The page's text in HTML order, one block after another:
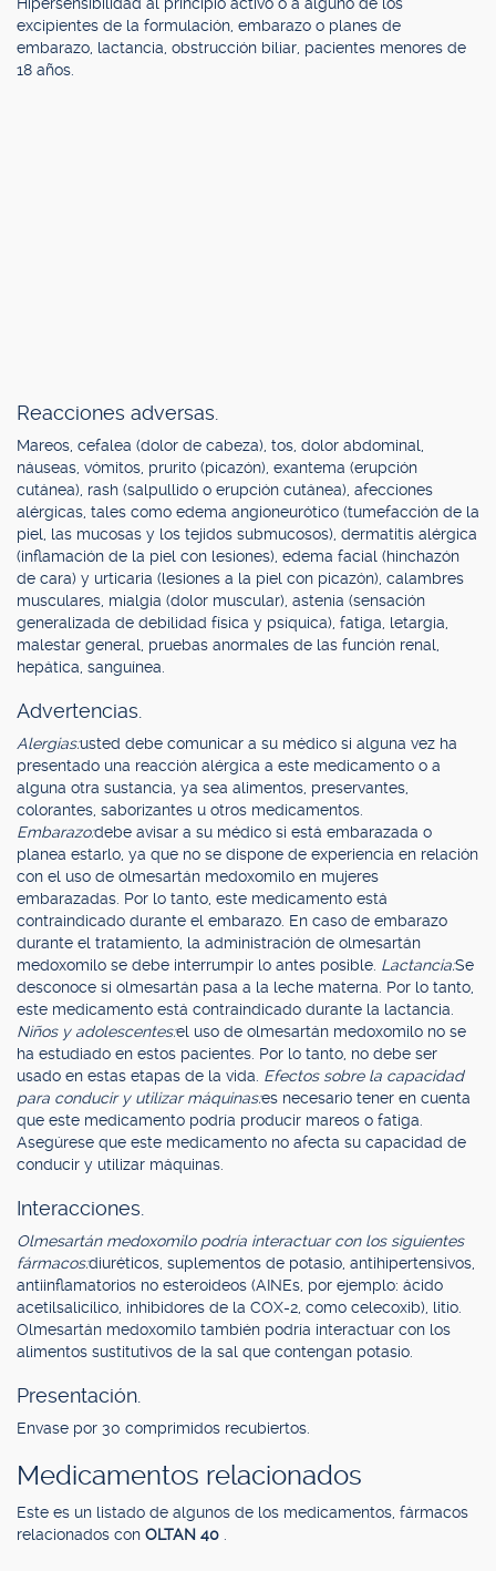
excipientes de la formulación, embarazo o planes de
embarazo, lactancia, obstrucción biliar, pacientes menores de
18 años.
Reacciones adversas.
Mareos, cefalea (dolor de cabeza), tos, dolor abdominal,
náuseas, vómitos, prurito (picazón), exantema (erupción
cutánea), rash (salpullido o erupción cutánea), afecciones
alérgicas, tales como edema angioneurótico (tumefacción de la
piel, las mucosas y los tejidos submucosos), dermatitis alérgica
(inflamación de la piel con lesiones), edema facial (hinchazón
de cara) y urticaria (lesiones a la piel con picazón), calambres
musculares, mialgia (dolor muscular), astenia (sensación
generalizada de debilidad física y psíquica), fatiga, letargia,
malestar general, pruebas anormales de las función renal,
hepática, sanguínea.
Advertencias.
Alergias:usted debe comunicar a su médico si alguna vez ha
presentado una reacción alérgica a este medicamento o a
alguna otra sustancia, ya sea alimentos, preservantes,
colorantes, saborizantes u otros medicamentos.
Embarazo:debe avisar a su médico si está embarazada o
planea estarlo, ya que no se dispone de experiencia en relación
con el uso de olmesartán medoxomilo en mujeres
embarazadas. Por lo tanto, este medicamento está
contraindicado durante el embarazo. En caso de embarazo
durante el tratamiento, la administración de olmesartán
medoxomilo se debe interrumpir lo antes posible. Lactancia:Se
desconoce si olmesartán pasa a la leche materna. Por lo tanto,
este medicamento está contraindicado durante la lactancia.
Niños y adolescentes:el uso de olmesartán medoxomilo no se
ha estudiado en estos pacientes. Por lo tanto, no debe ser
usado en estas etapas de la vida. Efectos sobre la capacidad
para conducir y utilizar máquinas:es necesario tener en cuenta
que este medicamento podría producir mareos o fatiga.
Asegúrese que este medicamento no afecta su capacidad de
conducir y utilizar máquinas.
Interacciones.
Olmesartán medoxomilo podría interactuar con los siguientes
fármacos:diuréticos, suplementos de potasio, antihipertensivos,
antiinflamatorios no esteroideos (AINEs, por ejemplo: ácido
acetilsalicílico, inhibidores de la COX-2, como celecoxib), litio.
Olmesartán medoxomilo también podría interactuar con los
alimentos sustitutivos de Ia sal que contengan potasio.
Presentación.
Envase por 30 comprimidos recubiertos.
Medicamentos relacionados
Este es un listado de algunos de los medicamentos, fármacos
relacionados con OLTAN 40